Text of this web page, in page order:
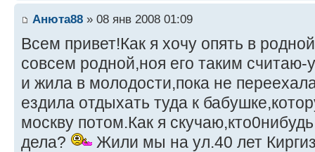
Анюта88 » 08 янв 2008 01:09
Всем привет!Как я хочу опять в
совсем родной,ноя его таким
и жила в молодости,пока не
ездила отдыхать туда к
москву потом.Как я
дела?
Жили мы на ул.40 лет